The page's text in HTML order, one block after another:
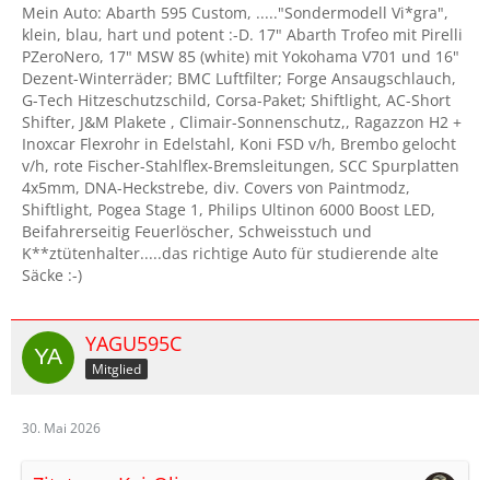
Mein Auto: Abarth 595 Custom, ....."Sondermodell Vi*gra",
klein, blau, hart und potent :-D. 17" Abarth Trofeo mit Pirelli
PZeroNero, 17" MSW 85 (white) mit Yokohama V701 und 16"
Dezent-Winterräder; BMC Luftfilter; Forge Ansaugschlauch,
G-Tech Hitzeschutzschild, Corsa-Paket; Shiftlight, AC-Short
Shifter, J&M Plakete , Climair-Sonnenschutz,, Ragazzon H2 +
Inoxcar Flexrohr in Edelstahl, Koni FSD v/h, Brembo gelocht
v/h, rote Fischer-Stahlflex-Bremsleitungen, SCC Spurplatten
4x5mm, DNA-Heckstrebe, div. Covers von Paintmodz,
Shiftlight, Pogea Stage 1, Philips Ultinon 6000 Boost LED,
Beifahrerseitig Feuerlöscher, Schweisstuch und
K**ztütenhalter.....das richtige Auto für studierende alte
Säcke :-)
YAGU595C
Mitglied
30. Mai 2026